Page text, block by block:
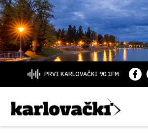
PRVI KARLOVAČKI 90.1FM